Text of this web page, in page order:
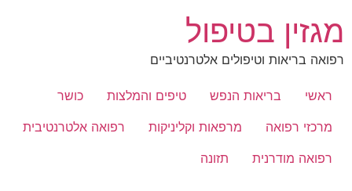
לתוכן
מגזין בטיפול
רפואה בריאות וטיפולים אלטרנטיביים
ראשי בריאות הנפש טיפים והמלצות
כושר
מרכזי רפואה
מרפאות וקליניקות
רפואה אלטרנטיבית
רפואה מודרנית
תזונה